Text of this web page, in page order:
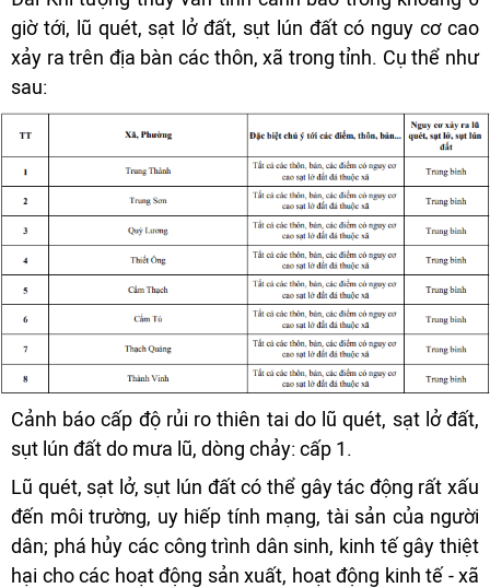
giờ tới, lũ quét, sạt lở đất, sụt lún đất có nguy cơ cao
xảy ra trên địa bàn các thôn, xã trong tỉnh. Cụ thể như
sau:
Cảnh báo cấp độ rủi ro thiên tai do lũ quét, sạt lở đất,
sụt lún đất do mưa lũ, dòng chảy: cấp 1.
Lũ quét, sạt lở, sụt lún đất có thể gây tác động rất xấu
đến môi trường, uy hiếp tính mạng, tài sản của người
dân; phá hủy các công trình dân sinh, kinh tế gây thiệt
hại cho các hoạt động sản xuất, hoạt động kinh tế - xã